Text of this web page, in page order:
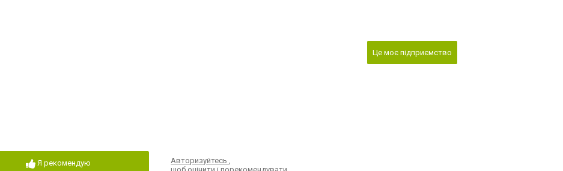
Я рекомендую Авторизуйтесь,
Це моє підприємство